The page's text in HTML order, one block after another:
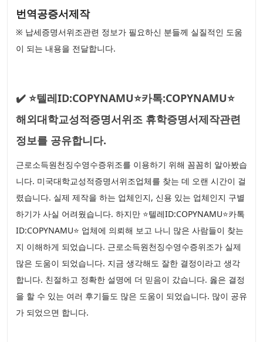
번역공증서제작
※ 납세증명서위조관련 정보가 필요하신 분들께 실질적인 도움
이 되는 내용을 전달합니다.
✔️ ⭐텔레ID:COPYNAMU⭐카톡:COPYNAMU⭐
해외대학교성적증명서위조 휴학증명서제작관련
정보를 공유합니다.
근로소득원천징수영수증위조를 이용하기 위해 꼼꼼히 알아봤습
니다. 미국대학교성적증명서위조업체를 찾는 데 오랜 시간이 걸
렸습니다. 실제 제작을 하는 업체인지, 신용 있는 업체인지 구별
하기가 사실 어려웠습니다. 하지만 ⭐텔레ID:COPYNAMU⭐카톡
ID:COPYNAMU⭐ 업체에 의뢰해 보고 나니 많은 사람들이 찾는
지 이해하게 되었습니다. 근로소득원천징수영수증위조가 실제
많은 도움이 되었습니다. 지금 생각해도 잘한 결정이라고 생각
합니다. 친절하고 정확한 설명에 더 믿음이 갔습니다. 옳은 결정
을 할 수 있는 여러 후기들도 많은 도움이 되었습니다. 많이 공유
가 되었으면 합니다.